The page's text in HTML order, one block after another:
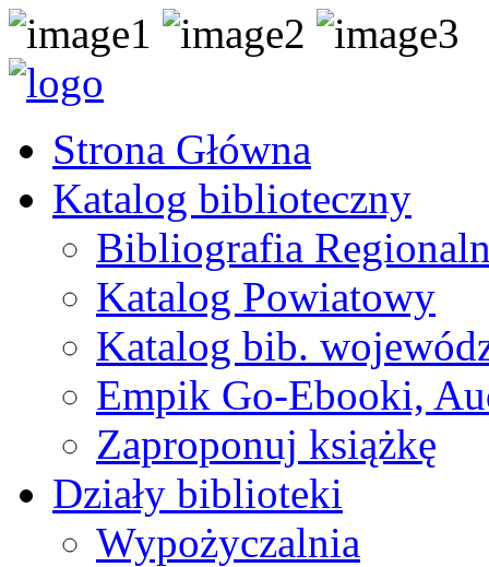
Strona Główna
Katalog biblioteczny
Bibliografia
Katalog Powiatowy
Katalog bib.
Empik Go-Ebooki,
Zaproponuj książkę
Działy biblioteki
Wypożyczalnia